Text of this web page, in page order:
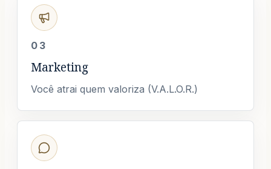
03
Marketing
Você atrai quem valoriza (V.A.L.O.R.)